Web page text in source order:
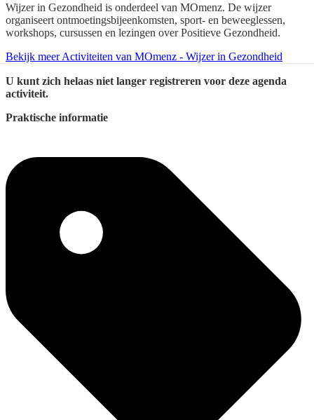
Wijzer in Gezondheid is onderdeel van MOmenz. De wijzer
organiseert ontmoetingsbijeenkomsten, sport- en beweeglessen,
workshops, cursussen en lezingen over Positieve Gezondheid.
Bekijk meer Activiteiten van MOmenz - Wijzer in Gezondheid
U kunt zich helaas niet langer registreren voor deze agenda
activiteit.
Praktische informatie